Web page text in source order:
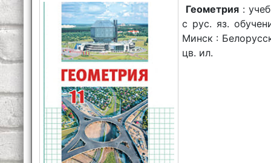
Геометрия :
с рус. яз.
Минск :
цв. ил.